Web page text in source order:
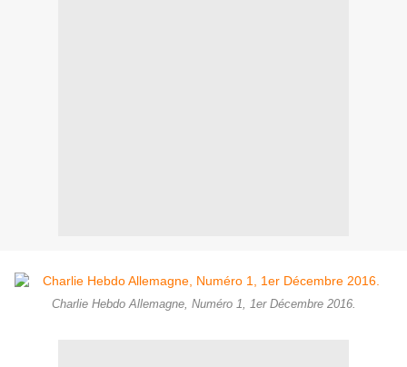
Charlie Hebdo Allemagne, Numéro 1, 1er Décembre 2016.